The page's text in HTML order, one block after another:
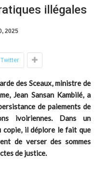
illégales
2025
Twitter
des Sceaux, ministre de
Jean Sansan Kambilé, a
de paiements de
ivoiriennes. Dans un
copie, il déplore le fait que
de verser des sommes
de justice.